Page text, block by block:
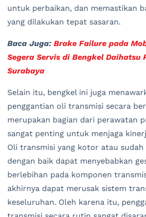
untuk perbaikan, dan memastikan
yang dilakukan tepat sasaran.
Baca Juga: Brake Failure pada
Segera Servis di Bengkel Daihatsu
Surabaya
Selain itu, bengkel ini juga
penggantian oli transmisi secara
merupakan bagian dari perawatan
sangat penting untuk menjaga
Oli transmisi yang kotor atau
dengan baik dapat menyebabkan
berlebihan pada komponen
akhirnya dapat merusak sistem
keseluruhan. Oleh karena itu,